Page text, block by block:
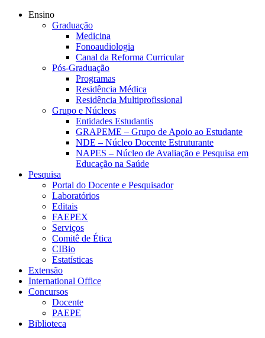
Ensino
Graduação
Medicina
Fonoaudiologia
Canal da Reforma Curricular
Pós-Graduação
Programas
Residência Médica
Residência Multiprofissional
Grupo e Núcleos
Entidades Estudantis
GRAPEME – Grupo de Apoio ao Estudante
NDE – Núcleo Docente Estruturante
NAPES – Núcleo de Avaliação e Pesquisa em
Educação na Saúde
Pesquisa
Portal do Docente e Pesquisador
Laboratórios
Editais
FAEPEX
Serviços
Comitê de Ética
CIBio
Estatísticas
Extensão
International Office
Concursos
Docente
PAEPE
Biblioteca